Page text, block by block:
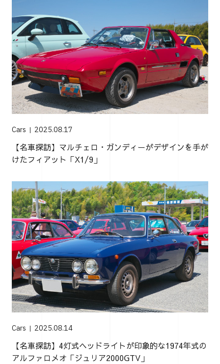
Cars 2025.08.17
【名車探訪】マルチェロ・ガンディーがデザインを手が
けたフィアット「X1/9」
Cars 2025.08.14
【名車探訪】4灯式ヘッドライトが印象的な1974年式の
アルファロメオ「ジュリア2000GTV」